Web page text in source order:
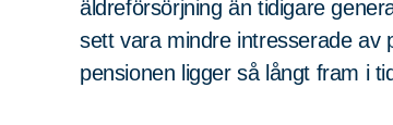
äldreförsörjning än tidigare
sett vara mindre intresserade av
pensionen ligger så långt fram i